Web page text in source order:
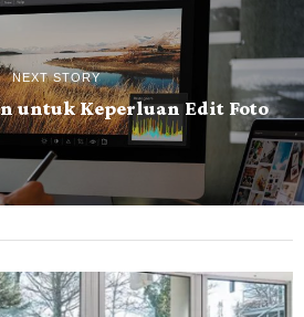
NEXT STORY
untuk Keperluan Edit Foto